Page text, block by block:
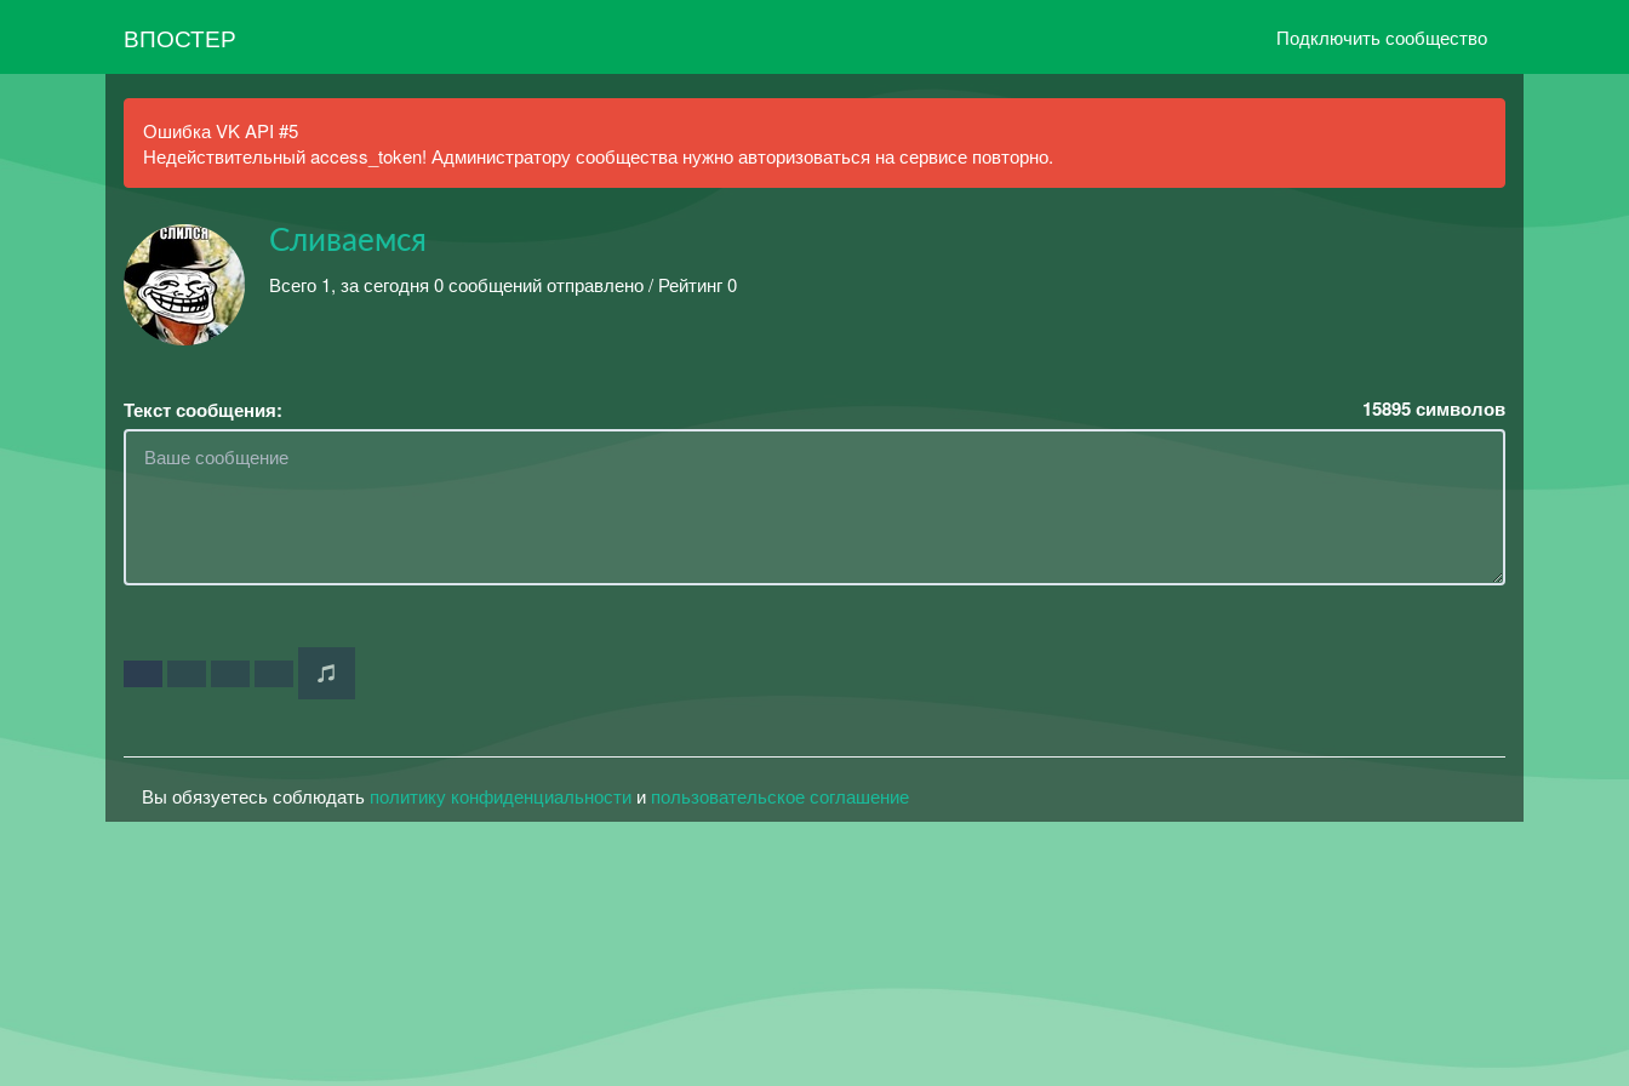
ВПОСТЕР Подключить сообщество
Ошибка VK API #5
Недействительный access_token! Администратору сообщества нужно авторизоваться на сервисе повторно.
Сливаемся
Всего 1, за сегодня 0 сообщений отправлено / Рейтинг 0
Текст сообщения: 15895символов
Вы обязуетесь соблюдать политику конфиденциальности и пользовательское соглашение